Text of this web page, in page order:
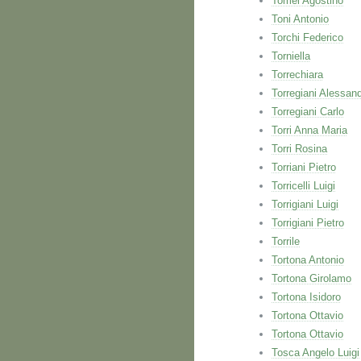
Toni Antonio
Torchi Federico
Torniella
Torrechiara
Torregiani
Torregiani Carlo
Torri Anna Maria
Torri Rosina
Torriani Pietro
Torricelli Luigi
Torrigiani Luigi
Torrigiani Pietro
Torrile
Tortona Antonio
Tortona Girolamo
Tortona Isidoro
Tortona Ottavio
Tortona Ottavio
Tosca Angelo Luigi